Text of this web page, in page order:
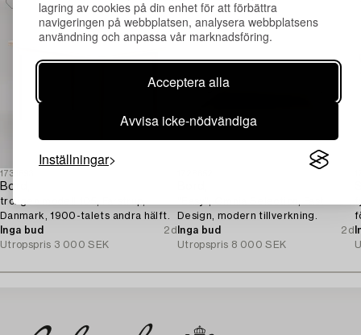
lagring av cookies på din enhet för att förbättra
navigeringen på webbplatsen, analysera webbplatsens
användning och anpassa vår marknadsföring.
Acceptera alla
Avvisa icke-nödvändiga
Inställningar
1731693
Bord,
troligen modell 105, Farstrup,
Danmark, 1900-talets andra hälft.
Inga bud
2d
Utropspris 3 000 SEK
Design, modern tillverkning.
Inga bud
2d
Utropspris 8 000 SEK